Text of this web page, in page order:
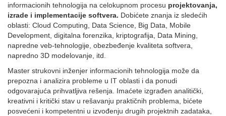
informacionih tehnologija na celokupnom procesu projektovanja,
izrade i implementacije softvera. Dobićete znanja iz sledećih
oblasti: Cloud Computing, Data Science, Big Data, Mobile
Development, digitalna forenzika, kriptografija, Data Mining,
napredne veb-tehnologije, obezbeđenje kvaliteta softvera,
napredno 3D modelovanje, itd.
Master strukovni inženjer informacionih tehnologija može da
prepozna i analizira probleme u IT oblasti i da ponudi
odgovarajuća prihvatljiva rešenja. Imaćete izgrađen analitički,
kreativni i kritički stav u rešavanju praktičnih problema, bićete
posvećeni i kompetentni u izvođenju drugih projektnih zadataka,